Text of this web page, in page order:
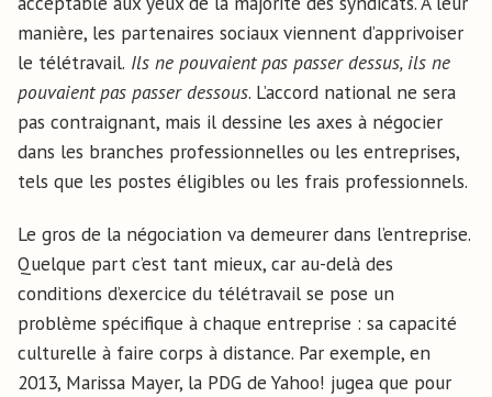
manière, les partenaires sociaux viennent d’apprivoiser
le télétravail. Ils ne pouvaient pas passer dessus, ils ne
pouvaient pas passer dessous. L’accord national ne sera
pas contraignant, mais il dessine les axes à négocier
dans les branches professionnelles ou les entreprises,
tels que les postes éligibles ou les frais professionnels.
Le gros de la négociation va demeurer dans l’entreprise.
Quelque part c’est tant mieux, car au-delà des
conditions d’exercice du télétravail se pose un
problème spécifique à chaque entreprise : sa capacité
culturelle à faire corps à distance. Par exemple, en
2013, Marissa Mayer, la PDG de Yahoo! jugea que pour